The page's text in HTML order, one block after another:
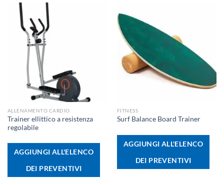
ALLENAMENTO CARDIO
Trainer ellittico a resistenza
regolabile
AGGIUNGI ALL'ELENCO
DEI PREVENTIVI
FITNESS
Surf Balance Board Trainer
AGGIUNGI ALL'ELENCO
DEI PREVENTIVI